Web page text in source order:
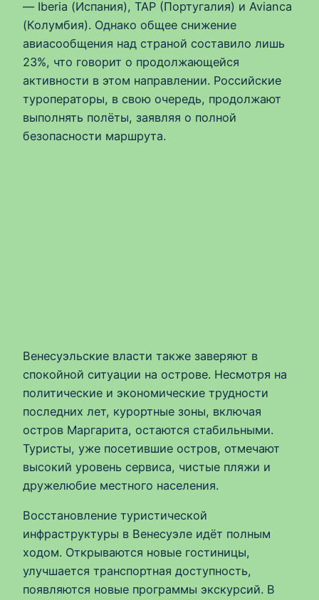
— Iberia (Испания), TAP (Португалия) и Avianca
(Колумбия). Однако общее снижение
авиасообщения над страной составило лишь
23%, что говорит о продолжающейся
активности в этом направлении. Российские
туроператоры, в свою очередь, продолжают
выполнять полёты, заявляя о полной
безопасности маршрута.
Венесуэльские власти также заверяют в
спокойной ситуации на острове. Несмотря на
политические и экономические трудности
последних лет, курортные зоны, включая
остров Маргарита, остаются стабильными.
Туристы, уже посетившие остров, отмечают
высокий уровень сервиса, чистые пляжи и
дружелюбие местного населения.
Восстановление туристической
инфраструктуры в Венесуэле идёт полным
ходом. Открываются новые гостиницы,
улучшается транспортная доступность,
появляются новые программы экскурсий. В